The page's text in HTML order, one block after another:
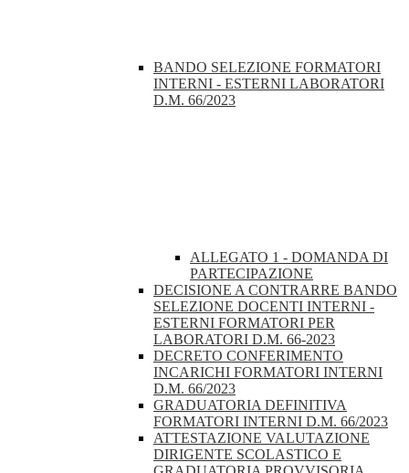
BANDO SELEZIONE FORMATORI
INTERNI - ESTERNI LABORATORI
D.M. 66/2023
ALLEGATO 1 - DOMANDA DI
PARTECIPAZIONE
DECISIONE A CONTRARRE BANDO
SELEZIONE DOCENTI INTERNI -
ESTERNI FORMATORI PER
LABORATORI D.M. 66-2023
DECRETO CONFERIMENTO
INCARICHI FORMATORI INTERNI
D.M. 66/2023
GRADUATORIA DEFINITIVA
FORMATORI INTERNI D.M. 66/2023
ATTESTAZIONE VALUTAZIONE
DIRIGENTE SCOLASTICO E